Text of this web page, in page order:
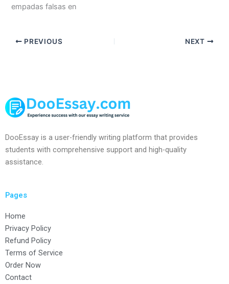
empadas falsas en
PREVIOUS NEXT
DooEssay is a user-friendly writing platform that provides
students with comprehensive support and high-quality
assistance.
Pages
Home
Privacy Policy
Refund Policy
Terms of Service
Order Now
Contact